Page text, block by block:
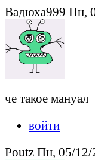
Вадюха999 Пн,
че такое мануал
войти
Poutz Пн, 05/12/